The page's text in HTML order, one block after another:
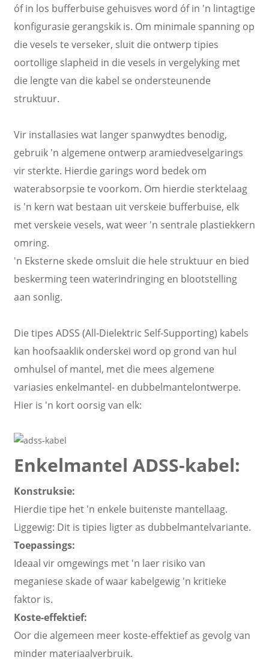
óf in los bufferbuise gehuisves word óf in 'n lintagtige
konfigurasie gerangskik is. Om minimale spanning op
die vesels te verseker, sluit die ontwerp tipies
oortollige slapheid in die vesels in vergelyking met
die lengte van die kabel se ondersteunende
struktuur.
Vir installasies wat langer spanwydtes benodig,
gebruik 'n algemene ontwerp aramiedveselgarings
vir sterkte. Hierdie garings word bedek om
waterabsorpsie te voorkom. Om hierdie sterktelaag
is 'n kern wat bestaan ​​uit verskeie bufferbuise, elk
met verskeie vesels, wat weer 'n sentrale plastiekkern
omring.
'n Eksterne skede omsluit die hele struktuur en bied
beskerming teen waterindringing en blootstelling
aan sonlig.
Die tipes ADSS (All-Dielektric Self-Supporting) kabels
kan hoofsaaklik onderskei word op grond van hul
omhulsel of mantel, met die mees algemene
variasies enkelmantel- en dubbelmantelontwerpe.
Hier is 'n kort oorsig van elk:
Enkelmantel ADSS-kabel:
Konstruksie:
Hierdie tipe het 'n enkele buitenste mantellaag.
Liggewig: Dit is tipies ligter as dubbelmantelvariante.
Toepassings:
Ideaal vir omgewings met 'n laer risiko van
meganiese skade of waar kabelgewig 'n kritieke
faktor is.
Koste-effektief:
Oor die algemeen meer koste-effektief as gevolg van
minder materiaalverbruik.